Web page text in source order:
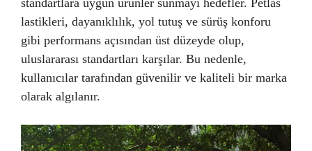
standartlara uygun ürünler sunmayı hedefler. Petlas
lastikleri, dayanıklılık, yol tutuş ve sürüş konforu
gibi performans açısından üst düzeyde olup,
uluslararası standartları karşılar. Bu nedenle,
kullanıcılar tarafından güvenilir ve kaliteli bir marka
olarak algılanır.